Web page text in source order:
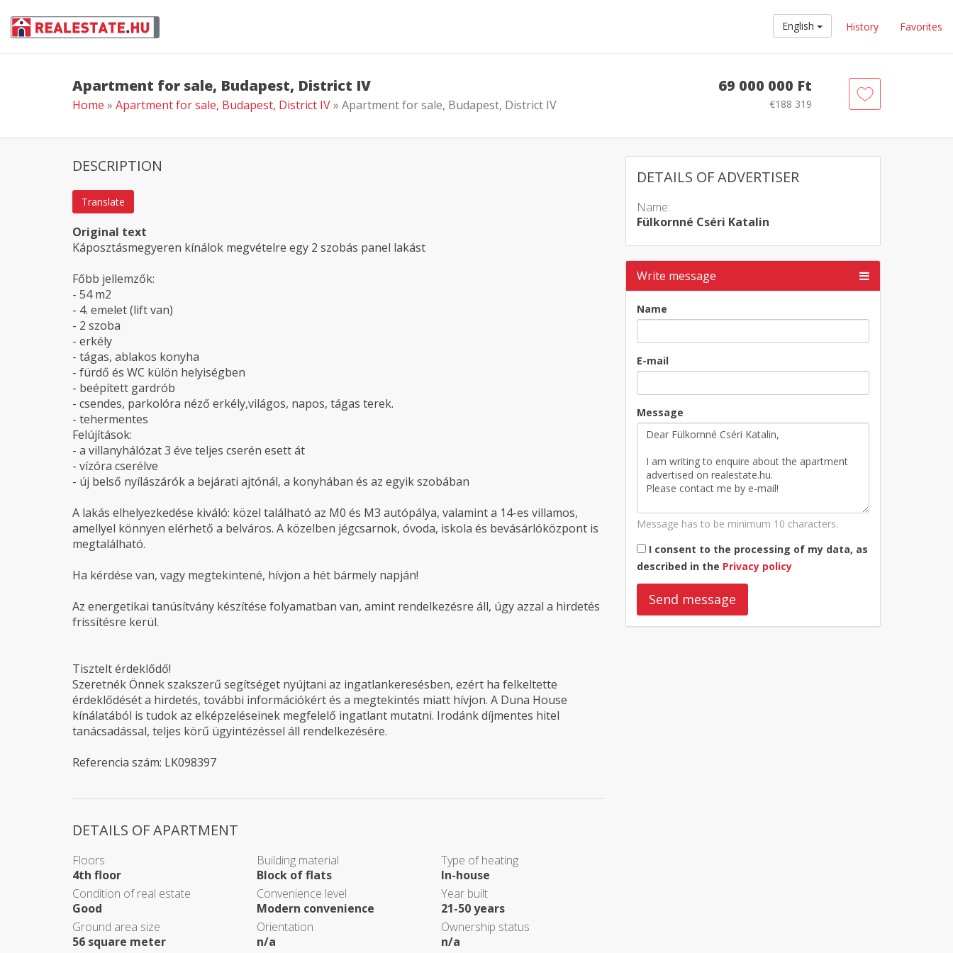
English History Favorites
Apartment for sale, Budapest, District IV
Home » Apartment for sale, Budapest, District IV» Apartment for sale, Budapest, District IV
69 000 000 Ft
€188 319
DETAILS OF ADVERTISER
Name:
Fülkornné Cséri Katalin
Write message
Name
E-mail
Message
Message has to be minimum 10 characters.
I consent to the processing of my data, as
described in the Privacy policy
Send message
DESCRIPTION
Translate
Original text
Káposztásmegyeren kínálok megvételre egy 2 szobás panel lakást
Főbb jellemzők:
- 54 m2
- 4. emelet (lift van)
- 2 szoba
- erkély
- tágas, ablakos konyha
- fürdő és WC külön helyiségben
- beépített gardrób
- csendes, parkolóra néző erkély,világos, napos, tágas terek.
- tehermentes
Felújítások:
- a villanyhálózat 3 éve teljes cserén esett át
- vízóra cserélve
- új belső nyílászárók a bejárati ajtónál, a konyhában és az egyik szobában
A lakás elhelyezkedése kiváló: közel található az M0 és M3 autópálya, valamint a 14-es villamos,
amellyel könnyen elérhető a belváros. A közelben jégcsarnok, óvoda, iskola és bevásárlóközpont is
megtalálható.
Ha kérdése van, vagy megtekintené, hívjon a hét bármely napján!
Az energetikai tanúsítvány készítése folyamatban van, amint rendelkezésre áll, úgy azzal a hirdetés
frissítésre kerül.
Tisztelt érdeklődő!
Szeretnék Önnek szakszerű segítséget nyújtani az ingatlankeresésben, ezért ha felkeltette
érdeklődését a hirdetés, további információkért és a megtekintés miatt hívjon. A Duna House
kínálatából is tudok az elképzeléseinek megfelelő ingatlant mutatni. Irodánk díjmentes hitel
tanácsadással, teljes körű ügyintézéssel áll rendelkezésére.
Referencia szám: LK098397
DETAILS OF APARTMENT
Floors
4th floor
Building material
Block of flats
Type of heating
In-house
Condition of real estate
Good
Convenience level
Modern convenience
Year built
21-50 years
Ground area size
56 square meter
Orientation
n/a
Ownership status
n/a